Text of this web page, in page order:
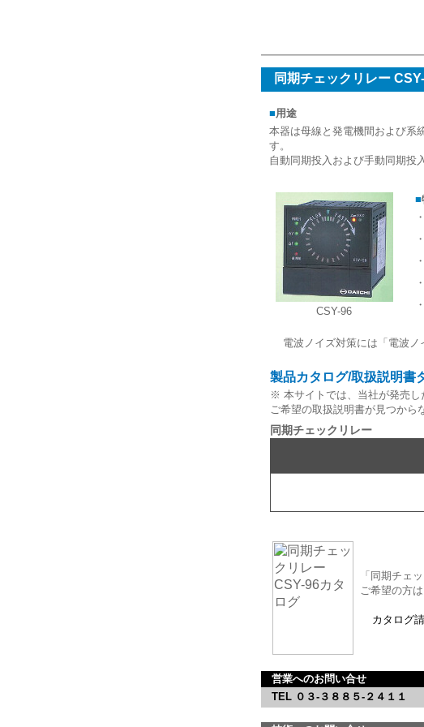
製品情報
同期チェックリレー
■用途
本器は母線と発電機間および系
す。
自動同期投入および手動同期投
CSY-96
■
・
・
・
・
・
電波ノイズ対策には「電波
製品カタログ/取扱説明書
※ 本サイトでは、当社が発売し
ご希望の取扱説明書が見つから
同期チェックリレー
「同期チェ
ご希望の方
カタログ
営業へのお問い合せ
TEL ０３-３８８５-２４１１